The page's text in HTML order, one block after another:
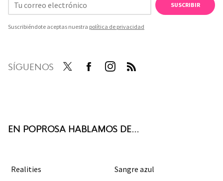
SUSCRIBIR
Suscribiéndote aceptas nuestra política de privacidad
SÍGUENOS
EN POPROSA HABLAMOS DE...
Realities Sangre azul